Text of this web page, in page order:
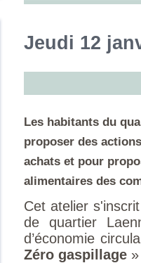
Jeudi 12
Les habitants du
proposer des
achats et pour
alimentaires des
Cet atelier
de quartier
d’économie
Zéro gaspillage